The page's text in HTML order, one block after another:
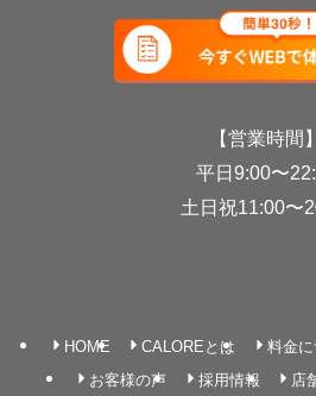
【営業時間】
平日9:00〜
土日祝11:00〜
HOME CALOREとは 料金
お客様の声
採用情報 店